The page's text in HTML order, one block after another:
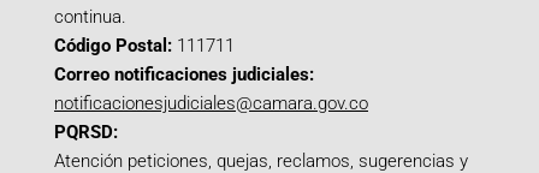
continua.
Código Postal: 111711
Correo notificaciones judiciales:
notificacionesjudiciales@camara.gov.co
PQRSD:
Atención peticiones, quejas, reclamos, sugerencias y